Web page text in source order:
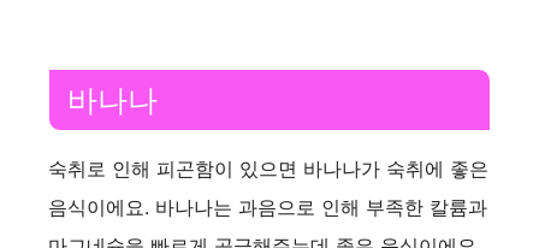
바나나
숙취로 인해 피곤함이 있으면 바나나가 숙취에 좋은
음식이에요. 바나나는 과음으로 인해 부족한 칼륨과